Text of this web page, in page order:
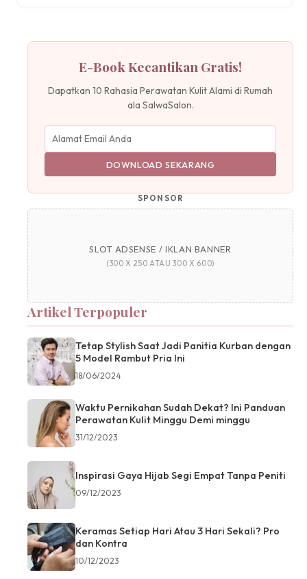
E-Book Kecantikan Gratis!
Dapatkan 10 Rahasia Perawatan Kulit Alami di Rumah
ala SalwaSalon.
DOWNLOAD SEKARANG
SPONSOR
SLOT ADSENSE / IKLAN BANNER
(300 X 250 ATAU 300 X 600)
Artikel Terpopuler
Tetap Stylish Saat Jadi Panitia Kurban dengan
5 Model Rambut Pria Ini
18/06/2024
Waktu Pernikahan Sudah Dekat? Ini Panduan
Perawatan Kulit Minggu Demi minggu
31/12/2023
Inspirasi Gaya Hijab Segi Empat Tanpa Peniti
09/12/2023
Keramas Setiap Hari Atau 3 Hari Sekali? Pro
dan Kontra
10/12/2023